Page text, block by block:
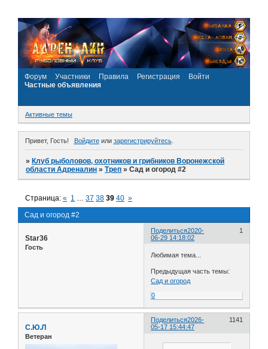
Форум Участники Правила Регистрация
Войти
Частные объявления
Активные темы
Привет, Гость! Войдитеили зарегистрируйтесь.
»Клуб рыболовов, охотников и грибников Воронежской
области Адреналин »Треп »Сад и огород #2
Сад и огород #2
Страница:« 1 … 37 38 39 40 »
Поделиться 1
2020-
06-29 14:18:02
Star36
Гость
Любимая тема...
Предыдущая часть темы:
Сад и огород
0
Поделиться 1141
2026-
05-17 15:44:47
С.Ю.Л
Ветеран